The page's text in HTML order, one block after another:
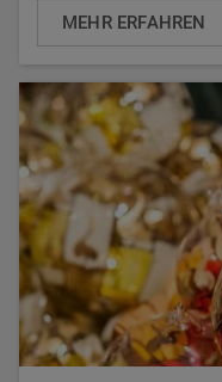
MEHR ERFAHREN